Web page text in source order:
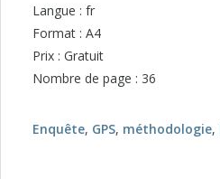
Langue : fr
Format : A4
Prix : Gratuit
Nombre de page : 36
Enquête, GPS, méthodologie,